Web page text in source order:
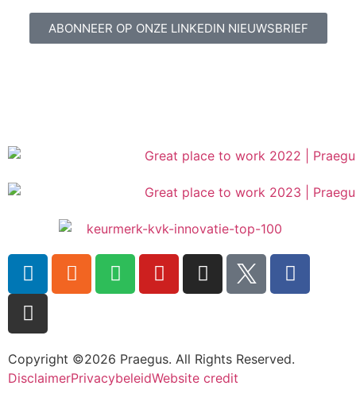
ABONNEER OP ONZE LINKEDIN NIEUWSBRIEF
Copyright ©2026 Praegus. All Rights Reserved.
DisclaimerPrivacybeleidWebsite credit